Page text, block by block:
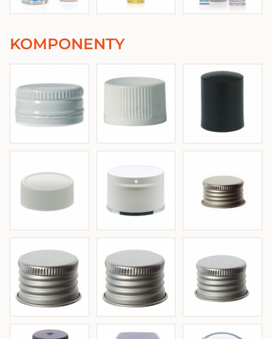
KOMPONENTY